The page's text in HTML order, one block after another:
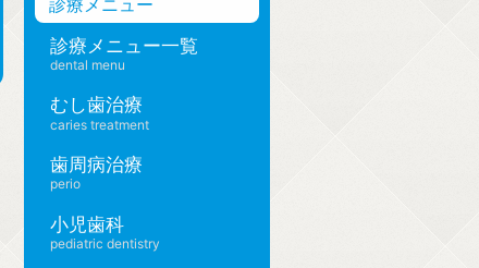
診療メニュー
診療メニュー一覧
dental menu
むし歯治療
caries treatment
歯周病治療
perio
小児歯科
pediatric dentistry